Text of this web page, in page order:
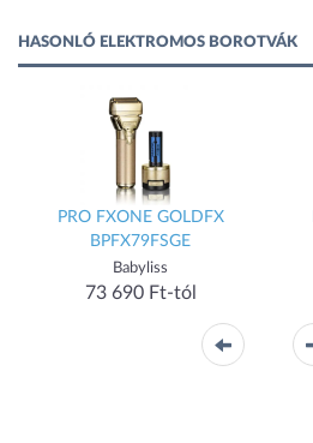
HASONLÓ ELEKTROMOS BOROTVÁK
PRO FXONE GOLDFX
BPFX79FSGE
Babyliss
73 690 Ft-tól